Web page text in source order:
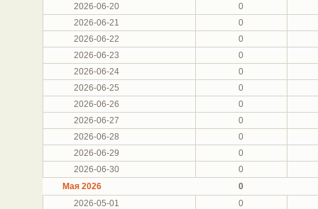
2026-06-20
0
2026-06-21
0
2026-06-22
0
2026-06-23
0
2026-06-24
0
2026-06-25
0
2026-06-26
0
2026-06-27
0
2026-06-28
0
2026-06-29
0
2026-06-30
0
Мая 2026
0
2026-05-01
0